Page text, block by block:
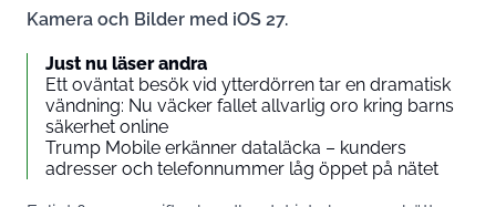
Kamera och Bilder med iOS 27.
Just nu läser andra
Ett oväntat besök vid ytterdörren tar en dramatisk
vändning: Nu väcker fallet allvarlig oro kring barns
säkerhet online
Trump Mobile erkänner dataläcka – kunders
adresser och telefonnummer låg öppet på nätet